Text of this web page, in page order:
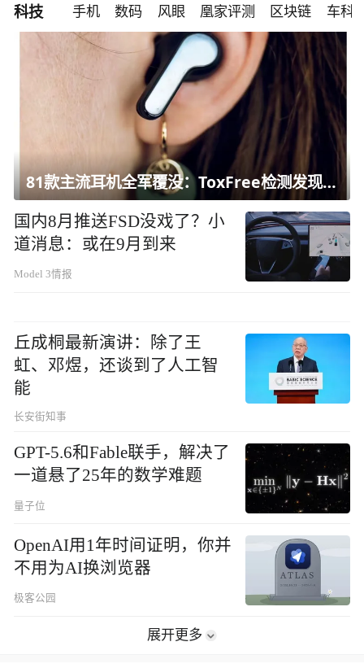
科技 手机 数码 风眼 凰家评测 区块链 车科
81款主流耳机全军覆没：ToxFree检测发现均含对人体有害化学物质
国内8月推送FSD没戏了？小
道消息：或在9月到来
Model 3情报
丘成桐最新演讲：除了王
虹、邓煜，还谈到了人工智
能
长安街知事
GPT-5.6和Fable联手，解决了
一道悬了25年的数学难题
量子位
OpenAI用1年时间证明，你并
不用为AI换浏览器
极客公园
展开更多